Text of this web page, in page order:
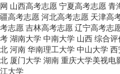
网 山西高考志愿 宁夏高考志愿 青
疆高考志愿 河北高考志愿 天津高
考志愿 吉林高考志愿 辽宁高考志
考 湖南大学 中南大学 山西 综合评
北 河南 华南理工大学 中山大学 西
北 厦门大学 湖南 重庆大学美视电
江大学